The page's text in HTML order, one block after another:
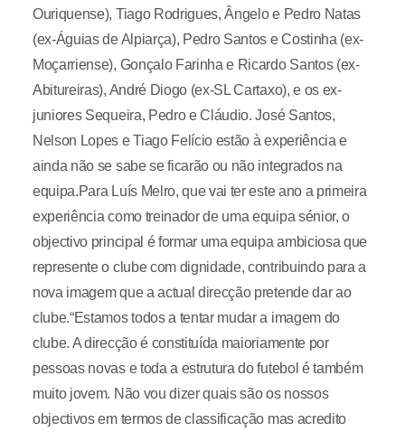
Ouriquense), Tiago Rodrigues, Ângelo e Pedro Natas
(ex-Águias de Alpiarça), Pedro Santos e Costinha (ex-
Moçarriense), Gonçalo Farinha e Ricardo Santos (ex-
Abitureiras), André Diogo (ex-SL Cartaxo), e os ex-
juniores Sequeira, Pedro e Cláudio. José Santos,
Nelson Lopes e Tiago Felício estão à experiência e
ainda não se sabe se ficarão ou não integrados na
equipa.Para Luís Melro, que vai ter este ano a primeira
experiência como treinador de uma equipa sénior, o
objectivo principal é formar uma equipa ambiciosa que
represente o clube com dignidade, contribuindo para a
nova imagem que a actual direcção pretende dar ao
clube.“Estamos todos a tentar mudar a imagem do
clube. A direcção é constituída maioriamente por
pessoas novas e toda a estrutura do futebol é também
muito jovem. Não vou dizer quais são os nossos
objectivos em termos de classificação mas acredito